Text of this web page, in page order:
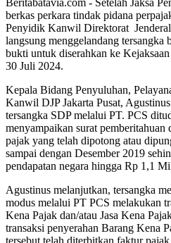
berkas perkara tindak pidana
Penyidik Kanwil Direktorat Jenderal
langsung menggelandang tersangka
bukti untuk diserahkan ke Kejaksaan
30 Juli 2024.
Kepala Bidang Penyuluhan,
Kanwil DJP Jakarta Pusat,
tersangka SDP melalui PT. PCS
menyampaikan surat pemberitahuan
pajak yang telah dipotong atau
sampai dengan Desember 2019
pendapatan negara hingga Rp 1,1
Agustinus melanjutkan, tersangka
modus melalui PT PCS melakukan
Kena Pajak dan/atau Jasa Kena
transaksi penyerahan Barang Kena
tersebut telah diterbitkan faktur